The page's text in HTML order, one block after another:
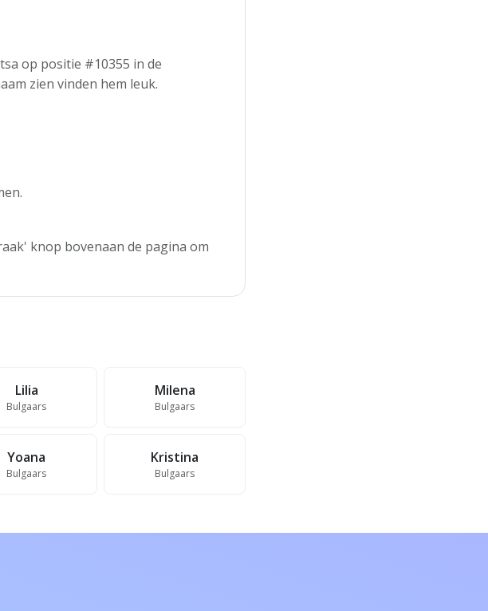
op positie #10355 in de
zien vinden hem leuk.
knop bovenaan de pagina om
Lilia
Bulgaars
Milena
Bulgaars
Yoana
Bulgaars
Kristina
Bulgaars